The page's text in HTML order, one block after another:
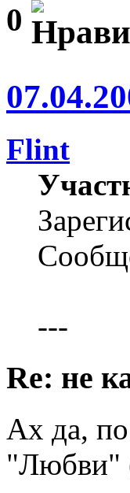
0
Flint
---
Re: не
Ах да,
"Любви"